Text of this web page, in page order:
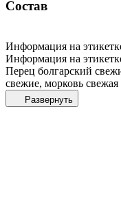
Состав
Информация на
Информация на
Перец болгарский
свежие, морковь свежая
Развернуть